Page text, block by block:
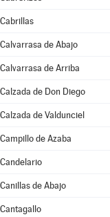
Cabrillas
Calvarrasa de Abajo
Calvarrasa de Arriba
Calzada de Don Diego
Calzada de Valdunciel
Campillo de Azaba
Candelario
Canillas de Abajo
Cantagallo